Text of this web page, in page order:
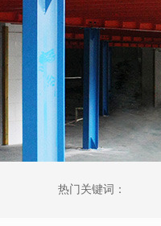
热门关键词：